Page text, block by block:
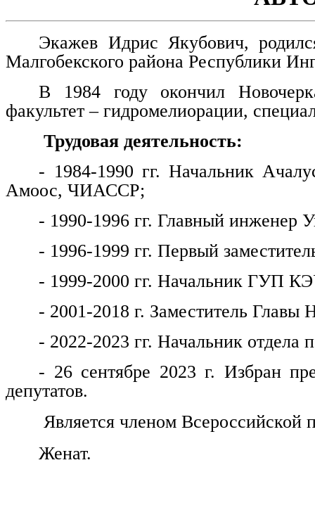
Экажев Идрис Якубович,
Малгобекского района Республики
В 1984 году окончил
факультет – гидромелиорации,
Трудовая деятельность:
- 1984-1990 гг. Начальник
Амоос, ЧИАССР;
- 1990-1996 гг. Главный
- 1996-1999 гг. Первый
- 1999-2000 гг. Начальник ГУП
- 2001-2018 г. Заместитель Главы
- 2022-2023 гг. Начальник
- 26 сентябре 2023 г. Избран
депутатов.
Является членом Всероссийской
Женат.